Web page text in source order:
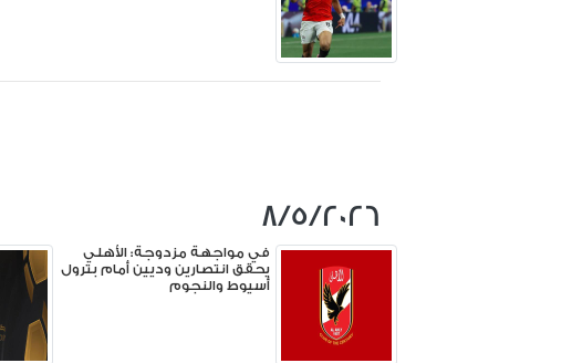
8/5/2026
في مواجهة مزدوجة: الأهلي
يحقق انتصارين وديين أمام بترول
أسيوط والنجوم